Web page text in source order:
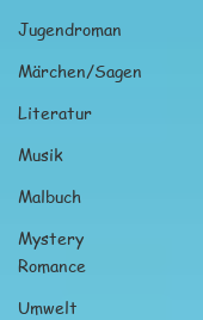
Jugendroman
Märchen/Sagen
Literatur
Musik
Malbuch
Mystery
Romance
Umwelt